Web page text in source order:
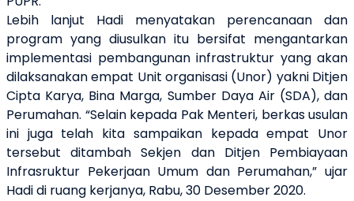
Lebih lanjut Hadi menyatakan perencanaan dan
program yang diusulkan itu bersifat mengantarkan
implementasi pembangunan infrastruktur yang akan
dilaksanakan empat Unit organisasi (Unor) yakni Ditjen
Cipta Karya, Bina Marga, Sumber Daya Air (SDA), dan
Perumahan. “Selain kepada Pak Menteri, berkas usulan
ini juga telah kita sampaikan kepada empat Unor
tersebut ditambah Sekjen dan Ditjen Pembiayaan
Infrasruktur Pekerjaan Umum dan Perumahan,” ujar
Hadi di ruang kerjanya, Rabu, 30 Desember 2020.